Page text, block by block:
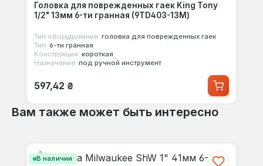
Головка для поврежденных гаек King Tony
1/2" 13мм 6-ти гранная (9TD403-13M)
Тип оборудования: головка для поврежденных гаек
Тип: 6-ти гранная
Конструкция: короткая
Назначение: под ручной инструмент
Обычная цена:
597,42 ₴
Вам также может быть интересно
В наличии